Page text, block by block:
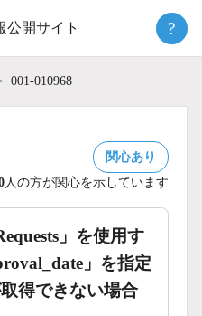
公開サイト ?
001-010968
関心あり
人の方が関心を示しています
」を使用す
」を指定
得できない場合